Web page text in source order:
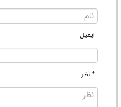
ایمیل
* نظر